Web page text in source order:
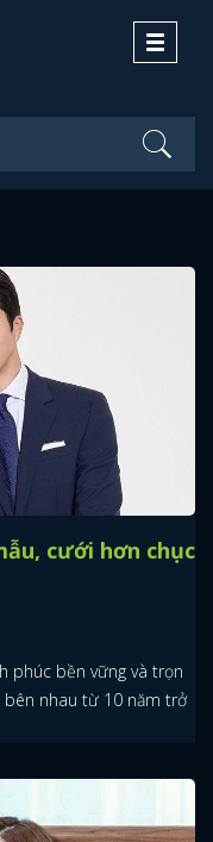
Toggle
cưới hơn chục
phúc bền vững và trọn
bên nhau từ 10 năm trở